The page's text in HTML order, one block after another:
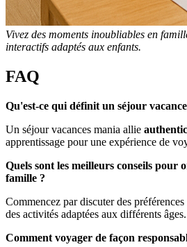
Vivez des moments inoubliables en
interactifs adaptés aux enfants.
FAQ
Qu'est-ce qui définit un séjour
Un séjour vacances mania allie
apprentissage pour une expérience de
Quels sont les meilleurs conseils pour
famille ?
Commencez par discuter des
des activités adaptées aux différents âges.
Comment voyager de façon